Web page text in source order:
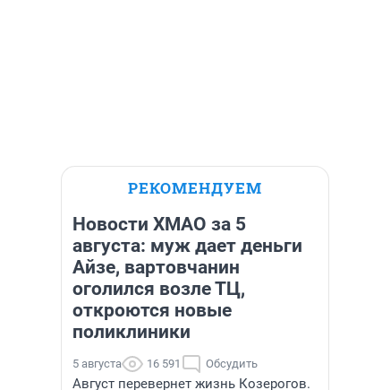
РЕКОМЕНДУЕМ
Новости ХМАО за 5
августа: муж дает деньги
Айзе, вартовчанин
оголился возле ТЦ,
откроются новые
поликлиники
5 августа 16 591 Обсудить
Август перевернет жизнь Козерогов.